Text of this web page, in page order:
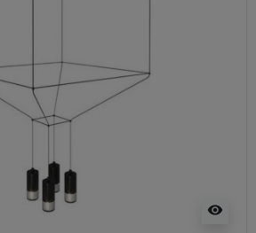
visibility